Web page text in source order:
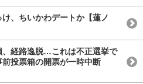
け、ちいかわデートか【蓮ノ
、経路逸脱…これは不正選挙で
投票箱の開票が一時中断